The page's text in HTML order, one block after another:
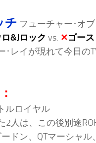
チ フューチャー･オ
&Jロック vs. ✕ゴー
レイが現れて今日の
ルロイヤル
人は、この後別途
ドン、QTマーシャル